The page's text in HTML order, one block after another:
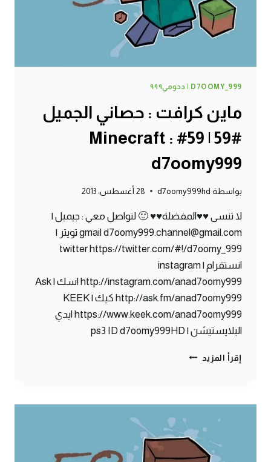
D7OOMY999
D7OOMY_999 | دحومي٩٩٩
ماين كرافت : حصاني الجميل
#59 | 59# Minecraft :
d7oomy999
بواسطة d7oomy999hd 28 أغسطس، 2013
لا تنسى ♥♥المفضلة♥♥ 🙂 لتواصل معي : جيميل |
gmail d7oomy999.channel@gmail.com تويتر |
twitter https://twitter.com/#!/d7oomy_999
انستقرام | instagram
http://instagram.com/anad7oomy999 اسك | Ask
http://ask.fm/anad7oomy999 كيك | KEEK
https://www.keek.com/anad7oomy999 ايدي
البلايستيشن | ps3 ID d7oomy999HD
إقرأ المزيد ماين
الجميل
59#
MINECRAFT